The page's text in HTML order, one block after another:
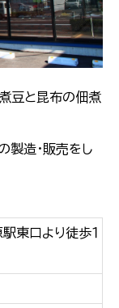
豆と昆布の佃煮
製造・販売をし
東口より徒歩１